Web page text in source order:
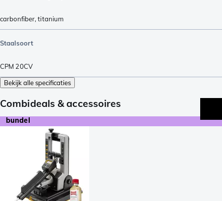
carbonfiber,titanium
Staalsoort
CPM 20CV
Bekijk alle specificaties
Combideals & accessoires
bundel